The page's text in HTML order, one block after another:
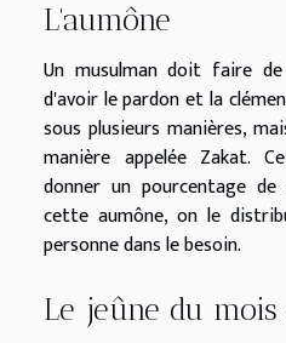
L'aumône
Un musulman doit faire
d'avoir le pardon et la
sous plusieurs manières,
manière appelée Zakat.
donner un pourcentage
cette aumône, on le
personne dans le besoin.
Le jeûne du mois